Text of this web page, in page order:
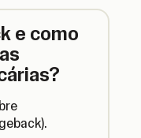
e como